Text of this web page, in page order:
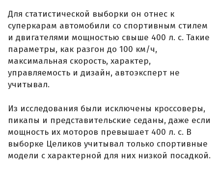
Для статистической выборки он отнес к
суперкарам автомобили со спортивным стилем
и двигателями мощностью свыше 400 л. с. Такие
параметры, как разгон до 100 км/ч,
максимальная скорость, характер,
управляемость и дизайн, автоэксперт не
учитывал.
Из исследования были исключены кроссоверы,
пикапы и представительские седаны, даже если
мощность их моторов превышает 400 л. с. В
выборке Целиков учитывал только спортивные
модели с характерной для них низкой посадкой.